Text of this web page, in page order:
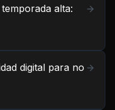
alta:
digital para no